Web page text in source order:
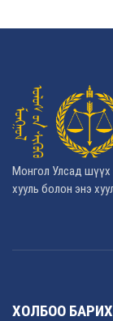
Монгол Улсад шүүх
хууль болон энэ
ХОЛБОО БАРИХ